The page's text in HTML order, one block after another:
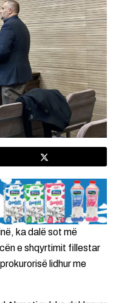
ka dalë sot më
e shqyrtimit fillestar
lidhur me